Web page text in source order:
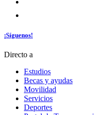
¡Síguenos!
Directo a
Estudios
Becas y ayudas
Movilidad
Servicios
Deportes